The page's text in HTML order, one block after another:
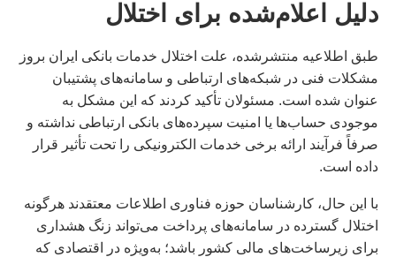
دلیل اعلام‌شده برای اختلال
طبق اطلاعیه منتشرشده، علت اختلال خدمات بانکی ایران بروز
مشکلات فنی در شبکه‌های ارتباطی و سامانه‌های پشتیبان
عنوان شده است. مسئولان تأکید کردند که این مشکل به
موجودی حساب‌ها یا امنیت سپرده‌های بانکی ارتباطی نداشته و
صرفاً فرآیند ارائه برخی خدمات الکترونیکی را تحت تأثیر قرار
داده است.
با این حال، کارشناسان حوزه فناوری اطلاعات معتقدند هرگونه
اختلال گسترده در سامانه‌های پرداخت می‌تواند زنگ هشداری
برای زیرساخت‌های مالی کشور باشد؛ به‌ویژه در اقتصادی که